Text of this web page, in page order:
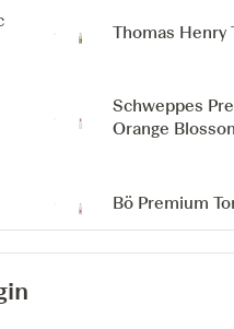
Thomas Henry
Schweppes
Orange
Bö Premium